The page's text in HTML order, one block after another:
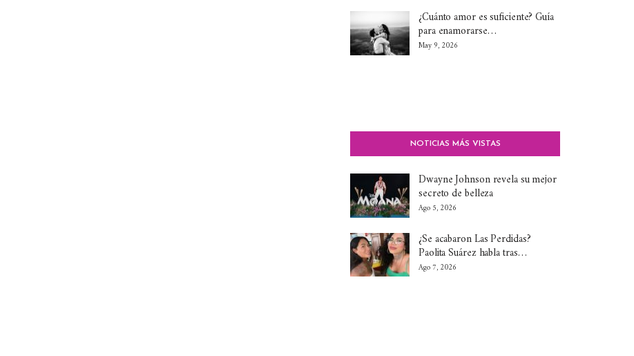
¿Cuánto amor es suficiente? Guía
para enamorarse…
May 9, 2026
NOTICIAS MÁS VISTAS
Dwayne Johnson revela su mejor
secreto de belleza
Ago 5, 2026
¿Se acabaron Las Perdidas?
Paolita Suárez habla tras…
Ago 7, 2026